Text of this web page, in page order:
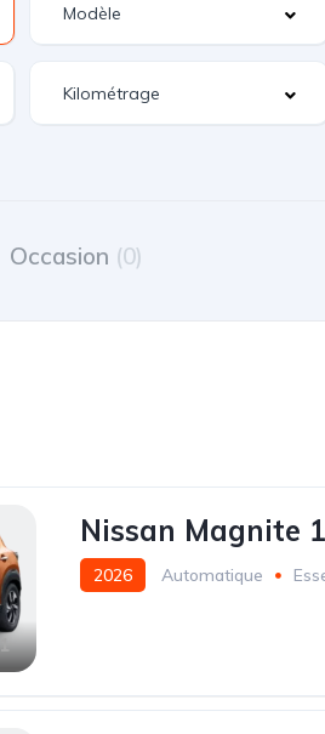
Occasion (0)
1
Nissan Magnite
2026 Automatique